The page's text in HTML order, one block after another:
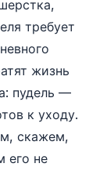
требует
жизнь
пудель —
к уходу.
скажем,
его не